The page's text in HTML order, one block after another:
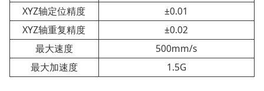
XYZ轴定位精度
±0.01
XYZ轴重复精度
±0.02
最大速度
500mm/s
最大加速度
1.5G